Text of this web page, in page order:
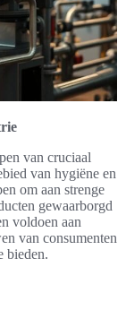
van cruciaal
van hygiëne en
om aan strenge
gewaarborgd
voldoen aan
van consumenten
bieden.